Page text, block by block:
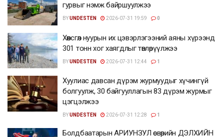
гурвыг нэмж байршуулжээ
BYUNDESTEN 2026-07-31 19:59 0
Хөвсгөл нуурын их цэвэрлэгээний аяны хүрээнд
301 тонн хог хаягдлыг төвлөрүүлжээ
BYUNDESTEN 2026-07-31 12:44 1
Хуулиас давсан дүрэм журмуудыг хүчингүй
болгуулж, 30 байгууллагын 83 дүрэм журмыг
цэгцэлжээ
BYUNDESTEN 2026-07-31 12:28 1
Болдбаатарын АРИУНЗУЛ өсвөрийн ДЭЛХИЙН